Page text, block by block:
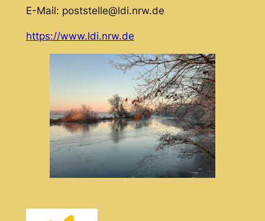
E-Mail: poststelle@ldi.nrw.de
https://www.ldi.nrw.de